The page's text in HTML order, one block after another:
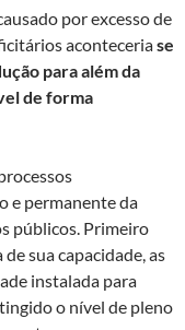
por excesso de
aconteceriase
para além da
de forma
e permanente da
públicos. Primeiro
sua capacidade, as
instalada para
o nível de pleno